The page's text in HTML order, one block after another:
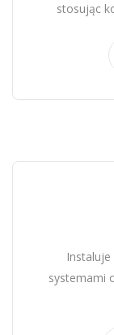
stosując
systemami